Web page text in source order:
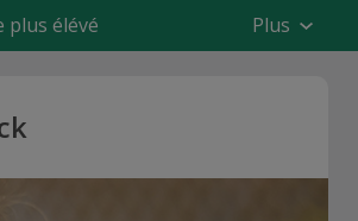
plus élévé Plus